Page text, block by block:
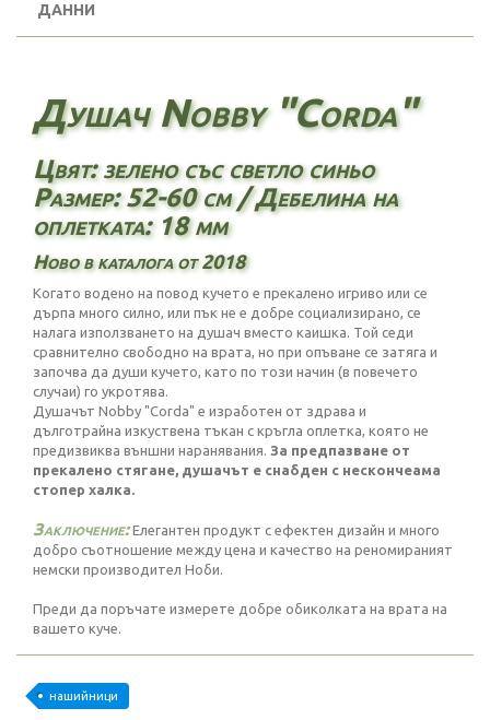
ДАННИ
Душач Nobby "Corda"
Цвят: зелено със светло синьо
Размер: 52-60 см / Дебелина на
оплетката: 18 мм
Ново в каталога от 2018
Когато водено на повод кучето е прекалено игриво или се
дърпа много силно, или пък не е добре социализирано, се
налага използването на душач вместо каишка. Той седи
сравнително свободно на врата, но при опъване се затяга и
започва да души кучето, като по този начин (в повечето
случаи) го укротява.
Душачът Nobby "Corda" е изработен от здрава и
дълготрайна изкуствена тъкан с кръгла оплетка, която не
предизвиква външни наранявания. За предпазване от
прекалено стягане, душачът е снабден с нескончеама
стопер халка.
Заключение:Елегантен продукт с ефектен дизайн и много
добро съотношение между цена и качество на реномираният
немски производител Ноби.
Преди да поръчате измерете добре обиколката на врата на
вашето куче.
нашийници